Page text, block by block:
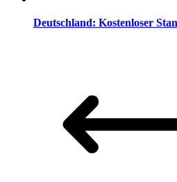
Deutschland: Kostenloser